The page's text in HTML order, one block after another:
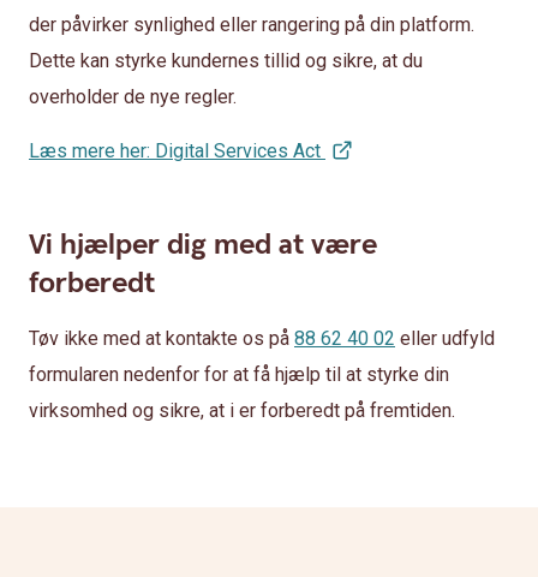
der påvirker synlighed eller rangering på din platform.
Dette kan styrke kundernes tillid og sikre, at du
overholder de nye regler.
Læs mere her: Digital Services Act
Vi hjælper dig med at være
forberedt
Tøv ikke med at kontakte os på 88 62 40 02 eller udfyld
formularen nedenfor for at få hjælp til at styrke din
virksomhed og sikre, at i er forberedt på fremtiden.